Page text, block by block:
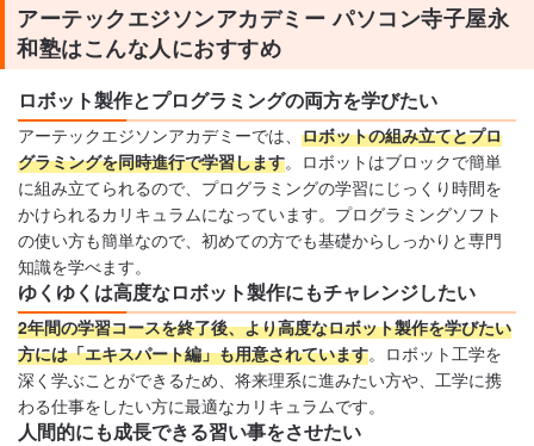
アーテックエジソンアカデミー パソコン寺子屋永
和塾はこんな人におすすめ
ロボット製作とプログラミングの両方を学びたい
アーテックエジソンアカデミーでは、 ロボットの組み立てとプロ
グラミングを同時進行で学習します。ロボットはブロックで簡単
に組み立てられるので、プログラミングの学習にじっくり時間を
かけられるカリキュラムになっています。プログラミングソフト
の使い方も簡単なので、初めての方でも基礎からしっかりと専門
知識を学べます。
ゆくゆくは高度なロボット製作にもチャレンジしたい
2年間の学習コースを終了後、より高度なロボット製作を学びたい
方には「エキスパート編」も用意されています。ロボット工学を
深く学ぶことができるため、将来理系に進みたい方や、工学に携
わる仕事をしたい方に最適なカリキュラムです。
人間的にも成長できる習い事をさせたい